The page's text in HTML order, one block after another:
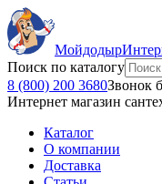
Мойдодыр
Поиск по каталогу
8 (800) 200 3680Звонок
Интернет магазин
Каталог
О компании
Доставка